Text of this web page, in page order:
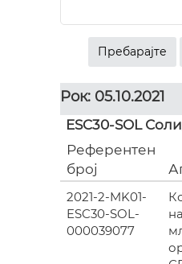
Рок: 05.10.2021
ESC30-SOL
Референтен
број
2021-2-MK01-
ESC30-SOL-
000039077
на